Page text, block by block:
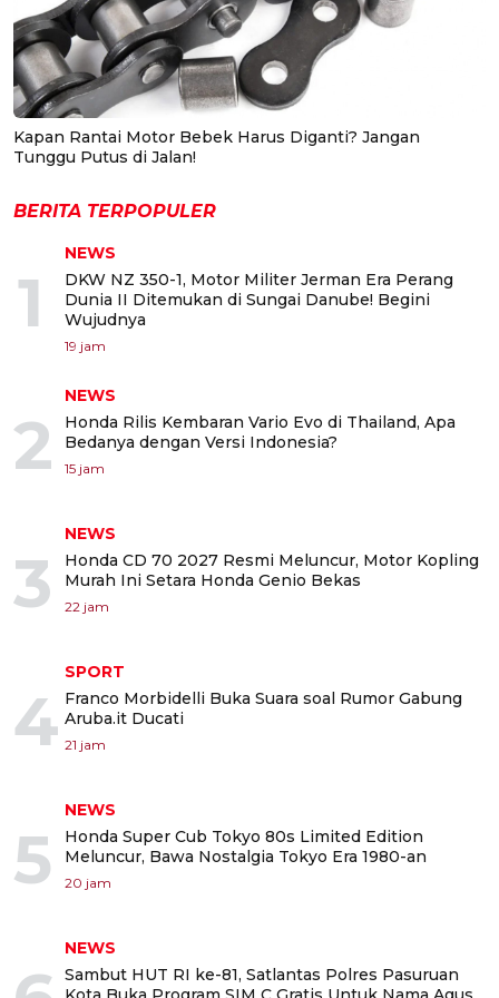
Kapan Rantai Motor Bebek Harus Diganti? Jangan
Tunggu Putus di Jalan!
BERITA TERPOPULER
1
NEWS
DKW NZ 350-1, Motor Militer Jerman Era Perang
Dunia II Ditemukan di Sungai Danube! Begini
Wujudnya
19 jam
2
NEWS
Honda Rilis Kembaran Vario Evo di Thailand, Apa
Bedanya dengan Versi Indonesia?
15 jam
3
NEWS
Honda CD 70 2027 Resmi Meluncur, Motor Kopling
Murah Ini Setara Honda Genio Bekas
22 jam
4
SPORT
Franco Morbidelli Buka Suara soal Rumor Gabung
Aruba.it Ducati
21 jam
5
NEWS
Honda Super Cub Tokyo 80s Limited Edition
Meluncur, Bawa Nostalgia Tokyo Era 1980-an
20 jam
NEWS
Sambut HUT RI ke-81, Satlantas Polres Pasuruan